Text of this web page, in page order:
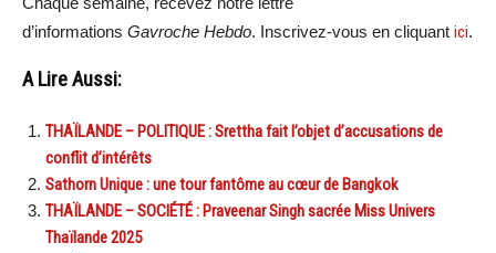
d’informations Gavroche Hebdo. Inscrivez-vous en cliquant ici.
A Lire Aussi:
THAÏLANDE – POLITIQUE : Srettha fait l’objet d’accusations de
conflit d’intérêts
Sathorn Unique : une tour fantôme au cœur de Bangkok
THAÏLANDE – SOCIÉTÉ : Praveenar Singh sacrée Miss Univers
Thaïlande 2025